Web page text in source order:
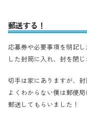
郵送する！
応募券や必要事項を明記し
した封筒に入れ、封を閉
切手は家にありますが、
よくわからない僕は郵便
郵送してもらいました！